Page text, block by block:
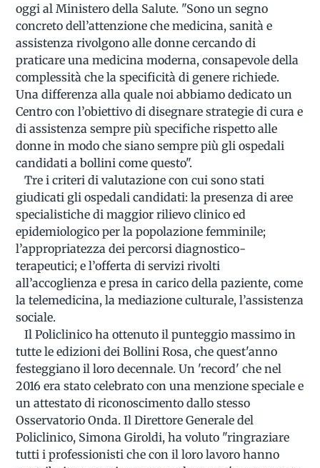
oggi al Ministero della Salute. "Sono un segno
concreto dell’attenzione che medicina, sanità e
assistenza rivolgono alle donne cercando di
praticare una medicina moderna, consapevole della
complessità che la specificità di genere richiede.
Una differenza alla quale noi abbiamo dedicato un
Centro con l’obiettivo di disegnare strategie di cura e
di assistenza sempre più specifiche rispetto alle
donne in modo che siano sempre più gli ospedali
candidati a bollini come questo".
Tre i criteri di valutazione con cui sono stati
giudicati gli ospedali candidati: la presenza di aree
specialistiche di maggior rilievo clinico ed
epidemiologico per la popolazione femminile;
l’appropriatezza dei percorsi diagnostico-
terapeutici; e l’offerta di servizi rivolti
all’accoglienza e presa in carico della paziente, come
la telemedicina, la mediazione culturale, l’assistenza
sociale.
Il Policlinico ha ottenuto il punteggio massimo in
tutte le edizioni dei Bollini Rosa, che quest'anno
festeggiano il loro decennale. Un 'record' che nel
2016 era stato celebrato con una menzione speciale e
un attestato di riconoscimento dallo stesso
Osservatorio Onda. Il Direttore Generale del
Policlinico, Simona Giroldi, ha voluto "ringraziare
tutti i professionisti che con il loro lavoro hanno